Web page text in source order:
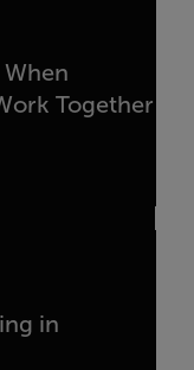
Together
in